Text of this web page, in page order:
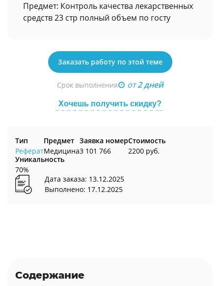
Предмет: Контроль качества лекарственных
средств 23 стр полный объем по госту
Заказать работу по этой теме
Срок выполнения от2 дней
Хочешь получить скидку?
Тип
Реферат
Предмет
Медицина
Заявка номер
3 101 766
Стоимость
2200 руб.
Уникальность
70%
Дата заказа: 13.12.2025
Выполнено: 17.12.2025
Содержание